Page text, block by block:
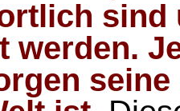
sind
werden.